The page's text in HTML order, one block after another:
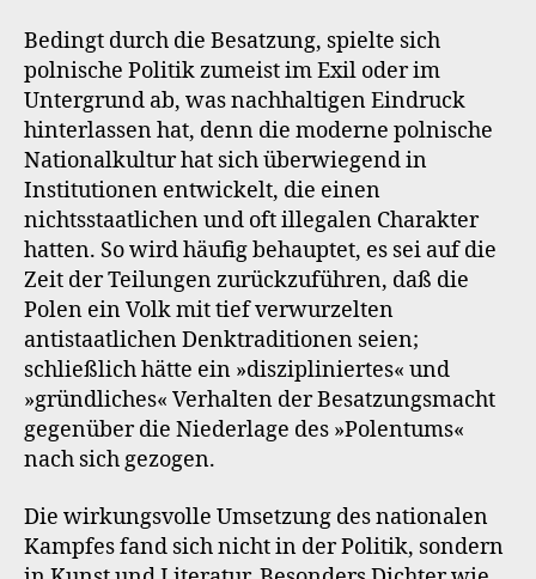
Bedingt durch die Besatzung, spielte sich
polnische Politik zumeist im Exil oder im
Untergrund ab, was nachhaltigen Eindruck
hinterlassen hat, denn die moderne polnische
Nationalkultur hat sich überwiegend in
Institutionen entwickelt, die einen
nichtsstaatlichen und oft illegalen Charakter
hatten. So wird häufig behauptet, es sei auf die
Zeit der Teilungen zurückzuführen, daß die
Polen ein Volk mit tief verwurzelten
antistaatlichen Denktraditionen seien;
schließlich hätte ein »diszipliniertes« und
»gründliches« Verhalten der Besatzungsmacht
gegenüber die Niederlage des »Polentums«
nach sich gezogen.
Die wirkungsvolle Umsetzung des nationalen
Kampfes fand sich nicht in der Politik, sondern